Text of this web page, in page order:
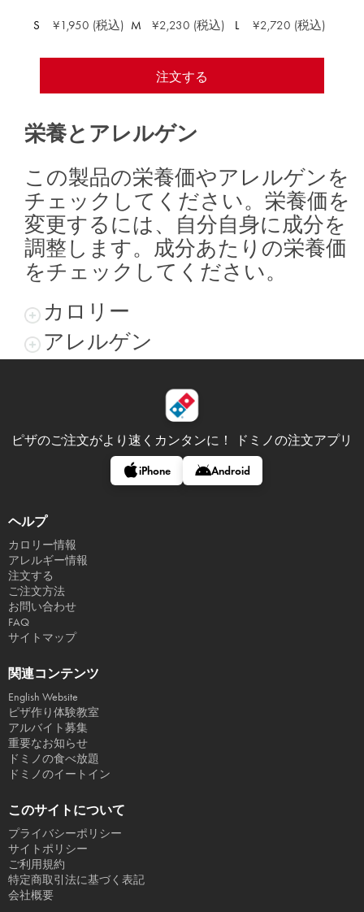
S ¥1,950 (税込) M ¥2,230 (税込) L ¥2,720 (税込)
注文する
栄養とアレルゲン
この製品の栄養価やアレルゲンを
チェックしてください。栄養価を
変更するには、自分自身に成分を
調整します。成分あたりの栄養価
をチェックしてください。
カロリー
アレルゲン
ピザのご注文がより速くカンタンに！ ドミノの注文アプリ
iPhone Android
ヘルプ
カロリー情報
アレルギー情報
注文する
ご注文方法
お問い合わせ
FAQ
サイトマップ
関連コンテンツ
English Website
ピザ作り体験教室
アルバイト募集
重要なお知らせ
ドミノの食べ放題
ドミノのイートイン
このサイトについて
プライバシーポリシー
サイトポリシー
ご利用規約
特定商取引法に基づく表記
会社概要